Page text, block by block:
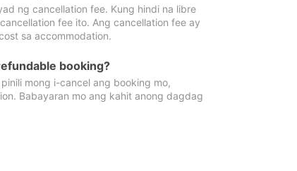
ng cancellation fee. Kung hindi na libre
fee ito. Ang cancellation fee ay
sa accommodation.
booking?
mong i-cancel ang booking mo,
Babayaran mo ang kahit anong dagdag